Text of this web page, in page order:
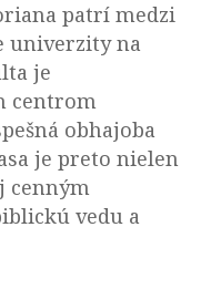
patrí medzi
univerzity na
je
centrom
obhajoba
je preto nielen
cenným
vedu a